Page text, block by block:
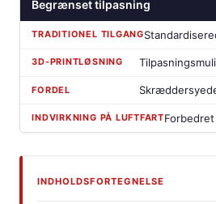
Begrænset tilpasning
INDHOLDSFORTEGNELSE